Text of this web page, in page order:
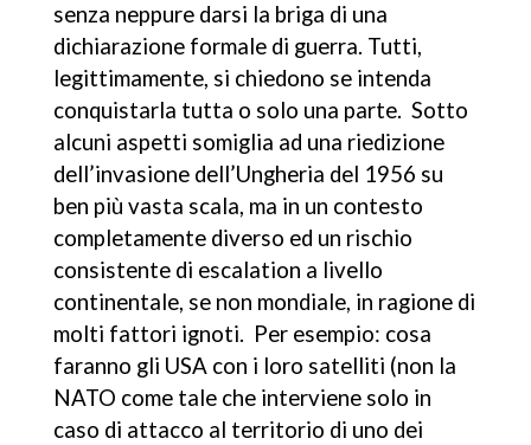
senza neppure darsi la briga di una
dichiarazione formale di guerra. Tutti,
legittimamente, si chiedono se intenda
conquistarla tutta o solo una parte. Sotto
alcuni aspetti somiglia ad una riedizione
dell’invasione dell’Ungheria del 1956 su
ben più vasta scala, ma in un contesto
completamente diverso ed un rischio
consistente di escalation a livello
continentale, se non mondiale, in ragione di
molti fattori ignoti. Per esempio: cosa
faranno gli USA con i loro satelliti (non la
NATO come tale che interviene solo in
caso di attacco al territorio di uno dei